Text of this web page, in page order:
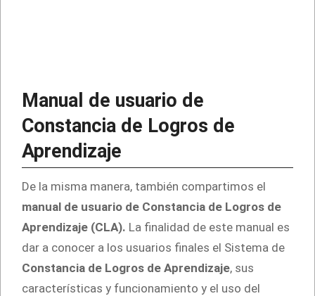
Manual de usuario de
Constancia de Logros de
Aprendizaje
De la misma manera, también compartimos el
manual de usuario de Constancia de Logros de
Aprendizaje (CLA). La finalidad de este manual es
dar a conocer a los usuarios finales el Sistema de
Constancia de Logros de Aprendizaje, sus
características y funcionamiento y el uso del